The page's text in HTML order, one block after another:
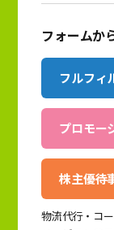
フォームか
フルフィ
プロモー
株主優待
物流代行・コ